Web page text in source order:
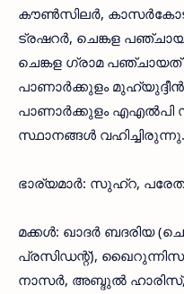
കൗണ്‍സിലര്‍, കാസര്‍കോട്
ട്രഷറര്‍, ചെങ്കള
ചെങ്കള ഗ്രാമ പഞ്ചായത്
പാണാര്‍ക്കുളം
പാണാര്‍ക്കുളം എഎല്‍പി
സ്ഥാനങ്ങള്‍ വഹിച്ചിരുന്നു.
ഭാര്യമാര്‍: സുഹ്റ,
മക്കള്‍: ഖാദര്‍ ബദരിയ
പ്രസിഡന്റ്),
നാസര്‍, അബ്ദുല്‍